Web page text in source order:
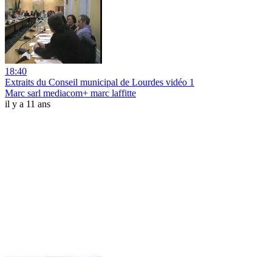
18:40
Extraits du Conseil municipal de Lourdes vidéo 1
Marc sarl mediacom+ marc laffitte
il y a 11 ans